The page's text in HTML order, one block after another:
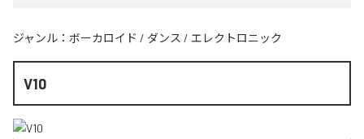
ジャンル： ボーカロイド / ダンス / エレクトロニック
V10